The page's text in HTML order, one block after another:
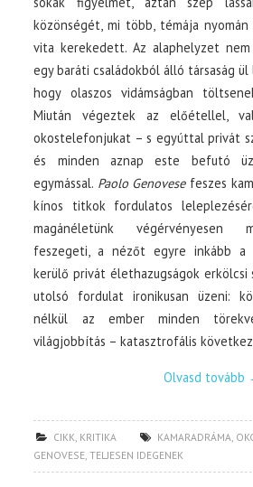
közönségét, mi több, témája nyomán
vita kerekedett. Az alaphelyzet
egy baráti családokból álló társaság
hogy olaszos vidámságban
Miután végeztek az előétellel,
okostelefonjukat – s egyúttal privát
és minden aznap este befutó
egymással. Paolo Genovesefeszes
kínos titkok fordulatos
magánéletünk végérvényesen
feszegeti, a nézőt egyre inkább a
kerülő privát élethazugságok erkölcsi
utolsó fordulat ironikusan üzeni:
nélkül az ember minden
világjobbítás – katasztrofális
Olvasd tovább
CIKK, KRITIKA KAMARADRÁMA,
GENOVESE,TELJESEN IDEGENEK